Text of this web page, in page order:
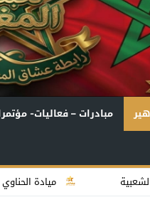
مبادرات – فعاليات-
ميادة الحناوي تستعد لكتابة